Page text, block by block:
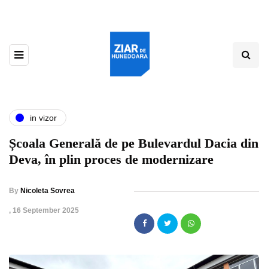
in vizor
Școala Generală de pe Bulevardul Dacia din
Deva, în plin proces de modernizare
By Nicoleta Sovrea
, 16 September 2025